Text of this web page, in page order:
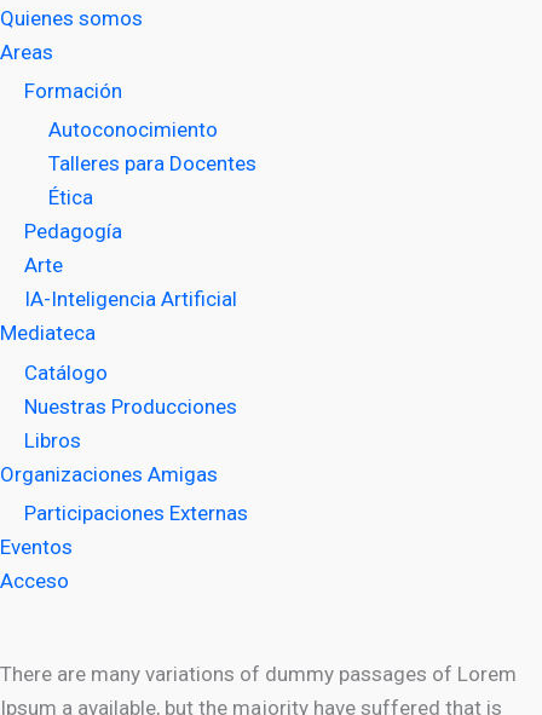
Quienes somos
Areas
Formación
Autoconocimiento
Talleres para Docentes
Ética
Pedagogía
Arte
IA-Inteligencia Artificial
Mediateca
Catálogo
Nuestras Producciones
Libros
Organizaciones Amigas
Participaciones Externas
Eventos
Acceso
There are many variations of dummy passages of Lorem
Ipsum a available, but the majority have suffered that is